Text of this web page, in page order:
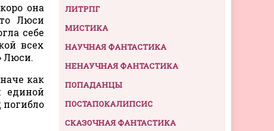
она
Люси
себе
всех
Люси.
как
единой
ЛИТРПГ
МИСТИКА
НАУЧНАЯ ФАНТАСТИКА
НЕНАУЧНАЯ ФАНТАСТИКА
ПОПАДАНЦЫ
ПОСТАПОКАЛИПСИС
СКАЗОЧНАЯ ФАНТАСТИКА